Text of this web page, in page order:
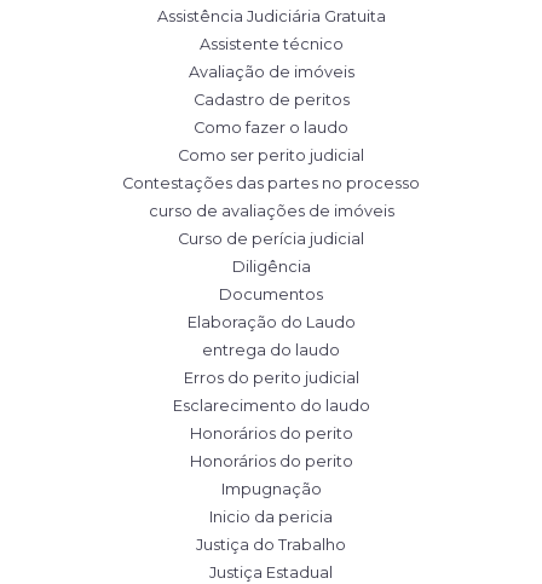
Assistência Judiciária Gratuita
Assistente técnico
Avaliação de imóveis
Cadastro de peritos
Como fazer o laudo
Como ser perito judicial
Contestações das partes no processo
curso de avaliações de imóveis
Curso de perícia judicial
Diligência
Documentos
Elaboração do Laudo
entrega do laudo
Erros do perito judicial
Esclarecimento do laudo
Honorários do perito
Honorários do perito
Impugnação
Inicio da pericia
Justiça do Trabalho
Justiça Estadual